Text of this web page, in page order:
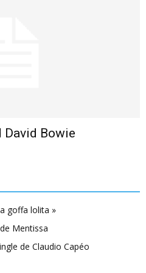
David Bowie
goffa lolita »
Mentissa
de Claudio Capéo